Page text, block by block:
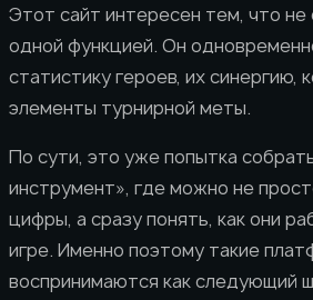
Этот сайт интересен тем, что не
одной функцией. Он
статистику героев, их синергию,
элементы турнирной меты.
По сути, это уже попытка
инструмент», где можно не
цифры, а сразу понять, как они
игре. Именно поэтому такие
воспринимаются как следующий